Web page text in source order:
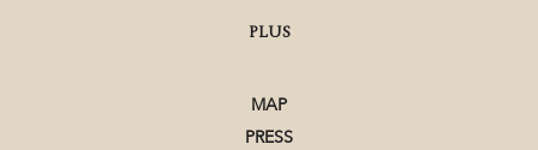
PLUS
MAP
PRESS